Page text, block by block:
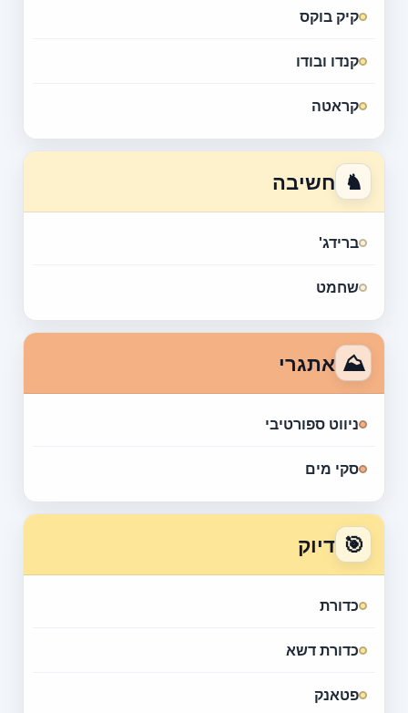
קיק בוקס
קנדו ובודו
קראטה
♞ חשיבה
ברידג'
שחמט
⛰ אתגרי
ניווט ספורטיבי
סקי מים
🎯 דיוק
כדורת
כדורת דשא
פטאנק